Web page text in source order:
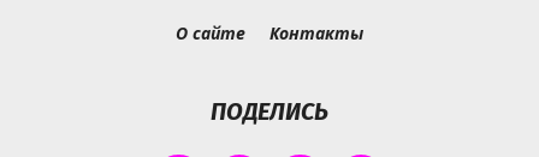
О сайте Контакты
ПОДЕЛИСЬ